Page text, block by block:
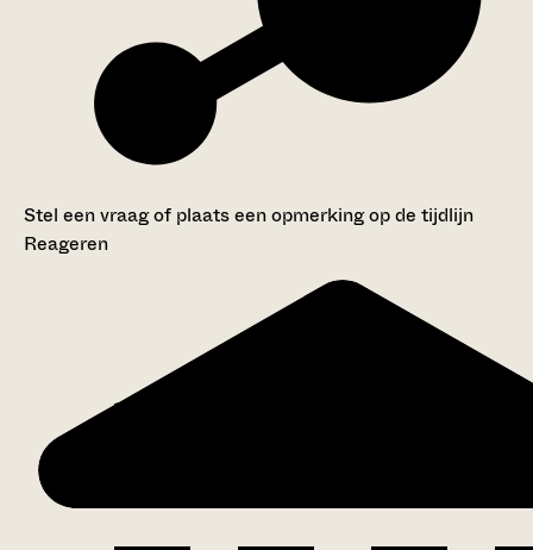
Stel een vraag of plaats een opmerking op de tijdlijn
Reageren